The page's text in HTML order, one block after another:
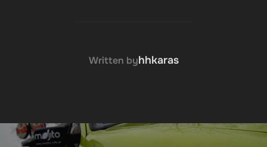
POST AUTHOR
Written byhhkaras
Nawigacja